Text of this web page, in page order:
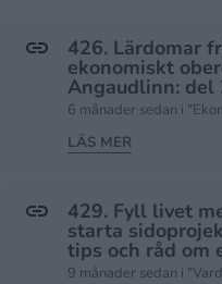
426. Lärdomar
ekonomiskt
Angaudlinn: del
6 månader sedan i
LÄS MER
429. Fyll livet
starta
tips och råd om
9 månader sedan i